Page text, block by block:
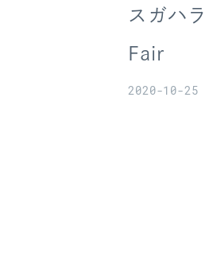
スガハ
Fair
2020-10-25